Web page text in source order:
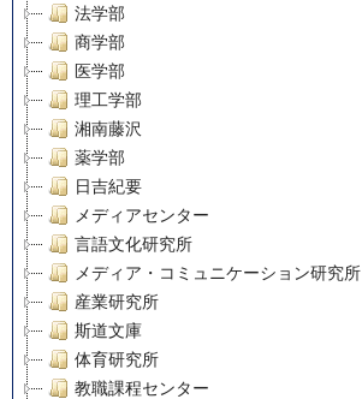
法学部
商学部
医学部
理工学部
湘南藤沢
薬学部
日吉紀要
メディアセンター
言語文化研究所
メディア・コミュニケーション研究所
産業研究所
斯道文庫
体育研究所
教職課程センター